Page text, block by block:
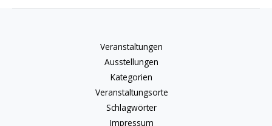
Veranstaltungen
Ausstellungen
Kategorien
Veranstaltungsorte
Schlagwörter
Impressum